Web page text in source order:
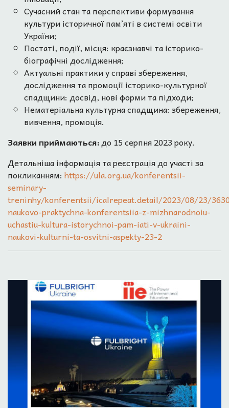
Сучасний стан та перспективи формування
культури історичної пам’яті в системі освіти
України;
Постаті, події, місця: краєзнавчі та історико-
біографічні дослідження;
Актуальні практики у справі збереження,
дослідження та промоції історико-культурної
спадщини: досвід, нові форми та підходи;
Нематеріальна культурна спадщина: збереження,
вивчення, промоція.
Заявки приймаються:до 15 серпня 2023 року.
Детальніша інформація та реєстрація до участі за
покликанням: https://ula.org.ua/konferentsii-
seminary-
treninhy/konferentsii/icalrepeat.detail/2023/08/23/
naukovo-praktychna-konferentsiia-z-mizhnarodnoiu-
uchastiu-kultura-istorychnoi-pam-iati-v-ukraini-
naukovi-kulturni-ta-osvitni-aspekty-23-2